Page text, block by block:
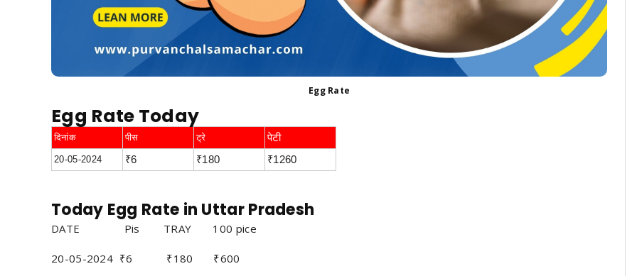
Egg Rate
Egg Rate Today
दिनांक पीस ट्रे पेटी
20-05-2024 ₹6 ₹180 ₹1260
Today Egg Rate in Uttar Pradesh
DATE Pis TRAY 100 pice
20-05-2024 ₹6 ₹180 ₹600